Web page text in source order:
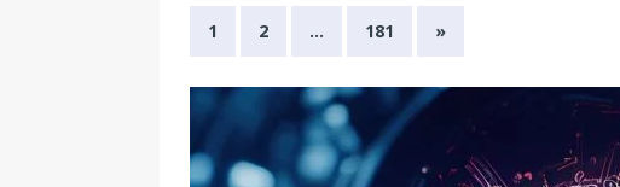
1 2 … 181 »